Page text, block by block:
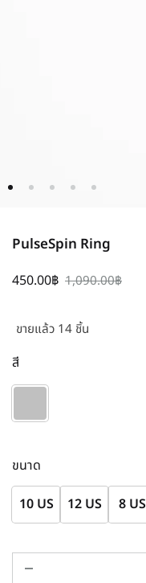
PulseSpin Ring
450.00฿ 1,090.00฿
ขายแล้ว 14 ชิ้น
สี
ขนาด
10 US
12 US 8 US